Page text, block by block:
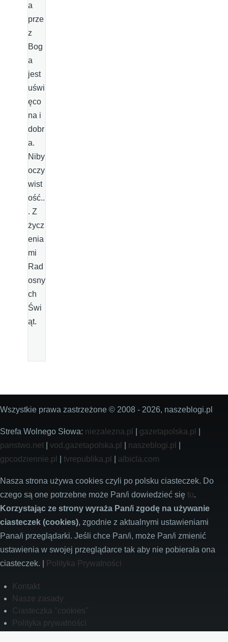
a
prze
z
Bog
a
jest
uświ
ęco
na i
dobr
a.
Niby
oczy
wist
ość..
. Z
życz
enia
mi
Rad
osny
ch
Świ
ąt.
Wszystkie prawa zastrzeżone © 2008 - 2026, naszeblogi.pl
Strefa Wolnego Słowa: niezalezna.pl gazetapolska.pl
panstwo.net
vod.gazetapolska.pl naszeblogi.pl
gpcodziennie.pl
tvrepublika.pl albicla.com
Nasza strona używa cookies czyli po polsku ciasteczek. Do
czego są one potrzebne może Pan/i dowiedzieć się tu.
Korzystając ze strony wyraża Pan/i zgodę na używanie
ciasteczek (cookies), zgodnie z aktualnymi ustawieniami
Pana/i przeglądarki. Jeśli chce Pan/i, może Pan/i zmienić
ustawienia w swojej przeglądarce tak aby nie pobierała ona
ciasteczek. |
Polityka Prywatności
FooterKontakt
Nasze zasady
Ciasteczka "cookies"
Polityka prywatności